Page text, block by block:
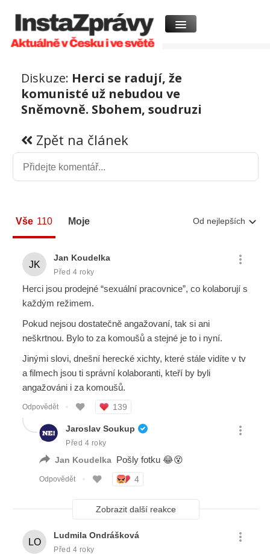
Diskuze: Herci se radují, že
komunisté už nebudou ve
Sněmovně. Sbohem, soudruzi
Zpět na článek